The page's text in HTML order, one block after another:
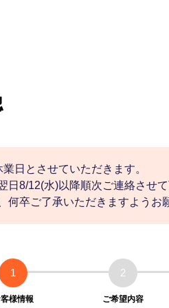
日とさせていただきます。
8/12(水)以降順次ご連絡させて
卒ご了承いただきますようお
1
様情報
2
ご希望内容